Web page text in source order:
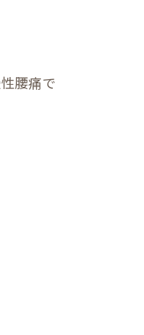
腰痛で